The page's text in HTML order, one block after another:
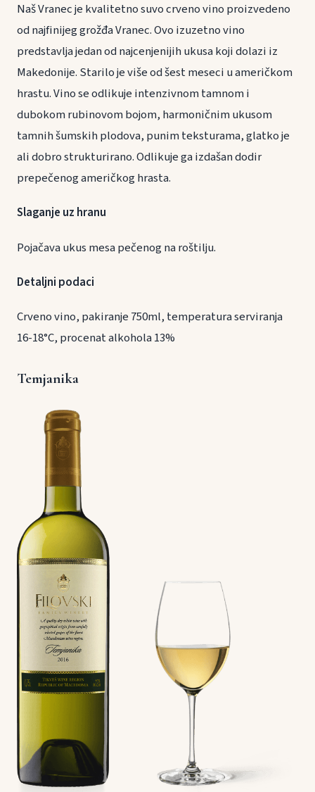
Naš Vranec je kvalitetno suvo crveno vino proizvedeno
od najfinijeg grožđa Vranec. Ovo izuzetno vino
predstavlja jedan od najcenjenijih ukusa koji dolazi iz
Makedonije. Starilo je više od šest meseci u američkom
hrastu. Vino se odlikuje intenzivnom tamnom i
dubokom rubinovom bojom, harmoničnim ukusom
tamnih šumskih plodova, punim teksturama, glatko je
ali dobro strukturirano. Odlikuje ga izdašan dodir
prepečenog američkog hrasta.
Slaganje uz hranu
Pojačava ukus mesa pečenog na roštilju.
Detaljni podaci
Crveno vino, pakiranje 750ml, temperatura serviranja
16-18°C, procenat alkohola 13%
Temjanika